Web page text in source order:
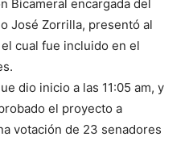
Bicameral encargada del
José Zorrilla, presentó al
cual fue incluido en el
dio inicio a las 11:05 am, y
el proyecto a
votación de 23 senadores